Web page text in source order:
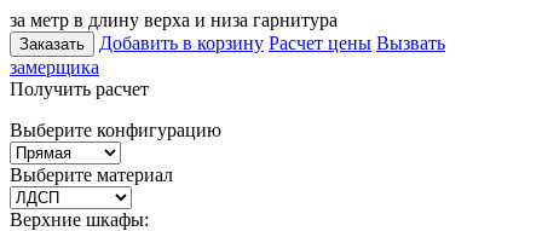
за метр в длину верха и низа гарнитура
Заказать Добавить в корзину Расчет цены Вызвать
замерщика
Получить расчет
Выберите конфигурацию
Выберите материал
Верхние шкафы: